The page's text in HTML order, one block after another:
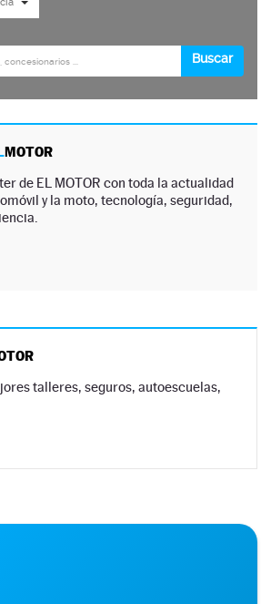
MOTOR
de EL MOTOR con toda la actualidad
y la moto, tecnología, seguridad,
talleres, seguros, autoescuelas,